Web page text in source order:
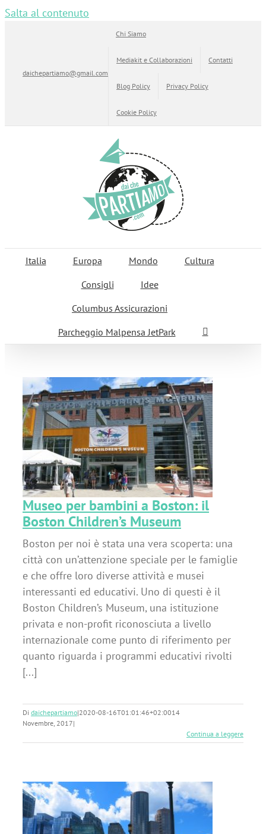
Salta al contenuto
daichepartiamo@gmail.com
Chi Siamo
Mediakit e Collaborazioni Contatti
Blog Policy Privacy Policy
Cookie Policy
Italia Europa Mondo
Cultura
Consigli
Idee
Columbus Assicurazioni
Parcheggio Malpensa JetPark
Museo per bambini a Boston: il
Boston Children’s Museum
Boston per noi è stata una vera scoperta: una
città con un’attenzione speciale per le famiglie
e che offre loro diverse attività e musei
interessanti ed educativi. Uno di questi è il
Boston Children’s Museum, una istituzione
privata e non-profit riconosciuta a livello
internazionale come punto di riferimento per
quanto riguarda i programmi educativi rivolti
[...]
Di daichepartiamo|2020-08-16T01:01:46+02:0014
Novembre, 2017|
Continua a leggere